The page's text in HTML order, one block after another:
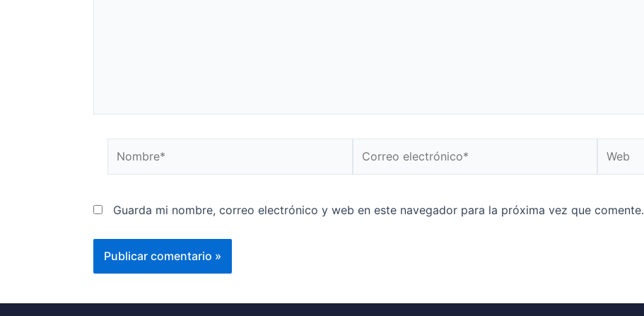
Guarda mi nombre, correo electrónico y web en este navegador para la próxima vez que comente.